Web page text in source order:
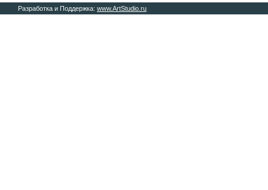
Разработка и Поддержка: www.ArtStudio.ru